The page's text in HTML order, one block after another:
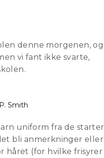
denne morgenen, og
vi fant ikke svarte,
Smith
uniform fra de starter
bli anmerkninger eller
håret (for hvilke frisyrer